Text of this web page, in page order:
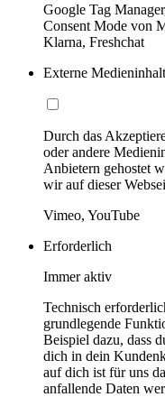
Google Tag
Consent Mode von
Klarna, Freshchat
Externe
Durch das
oder andere
Anbietern gehostet
wir auf dieser
Vimeo, YouTube
Erforderlich
Immer aktiv
Technisch
grundlegende
Beispiel dazu, dass
dich in dein
auf dich ist für uns
anfallende Daten